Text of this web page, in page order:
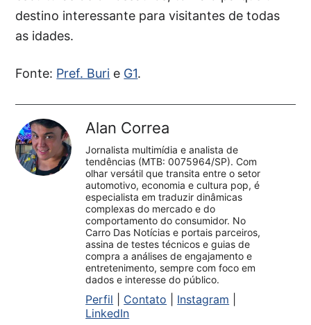
destino interessante para visitantes de todas
as idades.
Fonte: Pref. Buri e G1.
Alan Correa
Jornalista multimídia e analista de
tendências (MTB: 0075964/SP). Com
olhar versátil que transita entre o setor
automotivo, economia e cultura pop, é
especialista em traduzir dinâmicas
complexas do mercado e do
comportamento do consumidor. No
Carro Das Notícias e portais parceiros,
assina de testes técnicos e guias de
compra a análises de engajamento e
entretenimento, sempre com foco em
dados e interesse do público.
Perfil Contato Instagram
LinkedIn